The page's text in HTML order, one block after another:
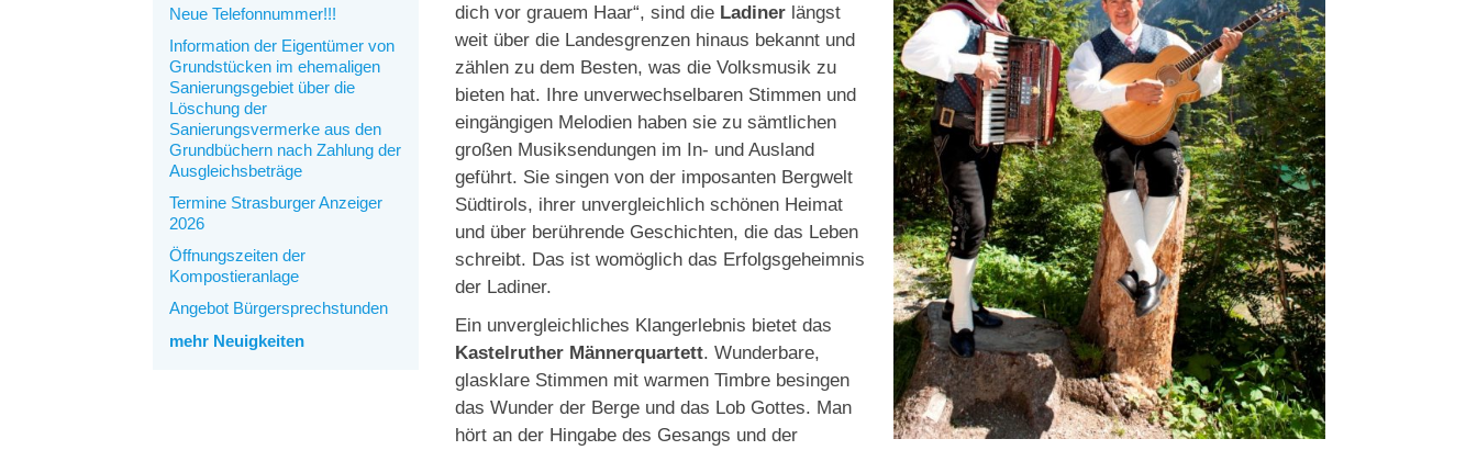
Neue Telefonnummer!!!
Information der Eigentümer von
Grundstücken im ehemaligen
Sanierungsgebiet über die
Löschung der
Sanierungsvermerke aus den
Grundbüchern nach Zahlung der
Ausgleichsbeträge
Termine Strasburger Anzeiger
2026
Öffnungszeiten der
Kompostieranlage
Angebot Bürgersprechstunden
mehr Neuigkeiten
dich vor grauem Haar“, sind die Ladiner längst
weit über die Landesgrenzen hinaus bekannt und
zählen zu dem Besten, was die Volksmusik zu
bieten hat. Ihre unverwechselbaren Stimmen und
eingängigen Melodien haben sie zu sämtlichen
großen Musiksendungen im In- und Ausland
geführt. Sie singen von der imposanten Bergwelt
Südtirols, ihrer unvergleichlich schönen Heimat
und über berührende Geschichten, die das Leben
schreibt. Das ist womöglich das Erfolgsgeheimnis
der Ladiner.
Ein unvergleichliches Klangerlebnis bietet das
Kastelruther Männerquartett. Wunderbare,
glasklare Stimmen mit warmen Timbre besingen
das Wunder der Berge und das Lob Gottes. Man
hört an der Hingabe des Gesangs und der